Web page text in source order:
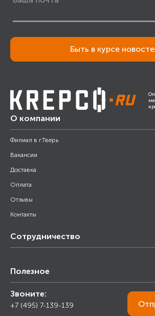
Быть в курсе
О компании
Филиал в г.Тверь
Вакансии
Доставка
Оплата
Отзывы
Контакты
Сотрудничество
Снабжение строительства
Торговым организациям
Полезное
Калькулятор
Прайс лист
Звоните:
+7 (495) 7-139-139